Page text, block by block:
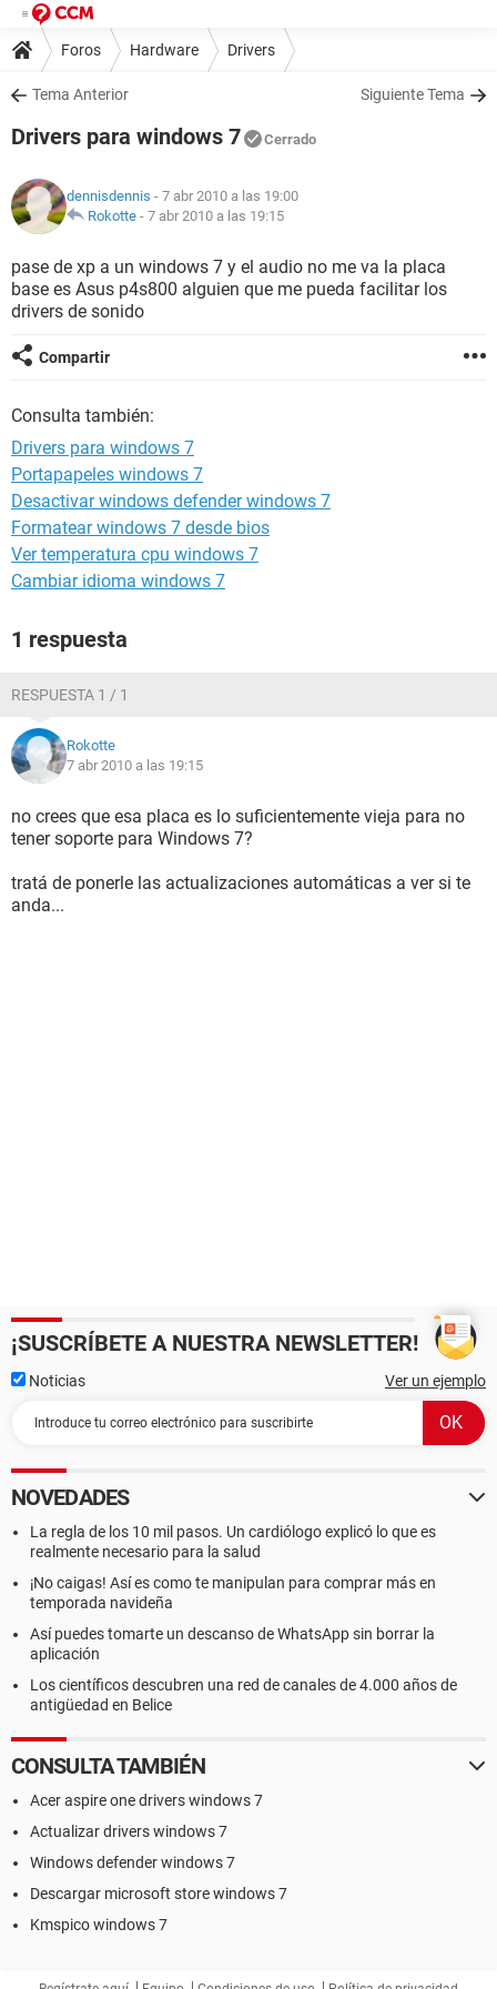
Foros Hardware Drivers
Tema Anterior Siguiente Tema
Drivers para windows 7 Cerrado
dennisdennis - 7 abr 2010 a las 19:00
Rokotte - 7 abr 2010 a las 19:15
pase de xp a un windows 7 y el audio no me va la placa
base es Asus p4s800 alguien que me pueda facilitar los
drivers de sonido
Compartir
Consulta también:
Drivers para windows 7
Portapapeles windows 7
Desactivar windows defender windows 7
Formatear windows 7 desde bios
Ver temperatura cpu windows 7
Cambiar idioma windows 7
1 respuesta
RESPUESTA 1 / 1
Rokotte
7 abr 2010 a las 19:15
no crees que esa placa es lo suficientemente vieja para no
tener soporte para Windows 7?
tratá de ponerle las actualizaciones automáticas a ver si te
anda...
¡SUSCRÍBETE A NUESTRA NEWSLETTER!
Noticias Ver un ejemplo
NOVEDADES
La regla de los 10 mil pasos. Un cardiólogo explicó lo que es
realmente necesario para la salud
¡No caigas! Así es como te manipulan para comprar más en
temporada navideña
Así puedes tomarte un descanso de WhatsApp sin borrar la
aplicación
Los científicos descubren una red de canales de 4.000 años de
antigüedad en Belice
CONSULTA TAMBIÉN
Acer aspire one drivers windows 7
Actualizar drivers windows 7
Windows defender windows 7
Descargar microsoft store windows 7
Kmspico windows 7